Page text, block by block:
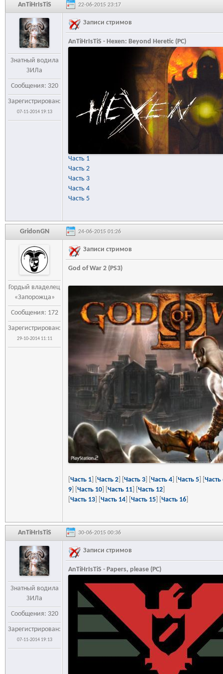
AnTiHrIsTiS 22-06-2015 23:17
Знатный водила
ЗИЛа
Сообщения: 320
Зарегистрирован:
07-11-2014 19:13
Записи стримов
AnTiHrIsTiS - Hexen: Beyond Heretic (PC)
Часть 1
Часть 2
Часть 3
Часть 4
Часть 5
GridonGN 24-06-2015 01:26
Гордый владелец
«Запорожца»
Сообщения: 172
Зарегистрирован:
29-10-2014 11:11
Записи стримов
God of War 2 (PS3)
Часть 1 Часть 2 Часть 3 Часть 4 Часть 5
Часть
9
Часть 10 Часть 11 Часть 12
Часть 13 Часть 14 Часть 15 Часть 16
AnTiHrIsTiS 30-06-2015 00:36
Знатный водила
ЗИЛа
Сообщения: 320
Зарегистрирован:
07-11-2014 19:13
Записи стримов
AnTiHrIsTiS - Papers, please (PC)